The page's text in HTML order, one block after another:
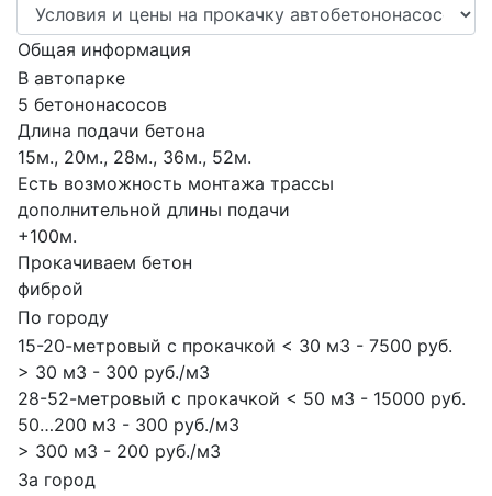
Общая информация
В автопарке
5 бетононасосов
Длина подачи бетона
15м., 20м., 28м., 36м., 52м.
Есть возможность монтажа трассы
дополнительной длины подачи
+100м.
Прокачиваем бетон
фиброй
По городу
15-20-метровый с прокачкой < 30 м3 - 7500 руб.
> 30 м3 - 300 руб./м3
28-52-метровый с прокачкой < 50 м3 - 15000 руб.
50…200 м3 - 300 руб./м3
> 300 м3 - 200 руб./м3
За город